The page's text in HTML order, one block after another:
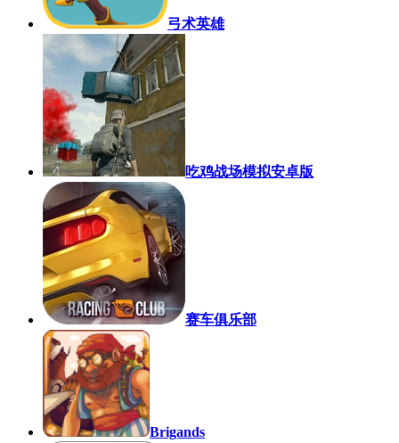
弓术英雄
吃鸡战场模拟安卓版
赛车俱乐部
Brigands